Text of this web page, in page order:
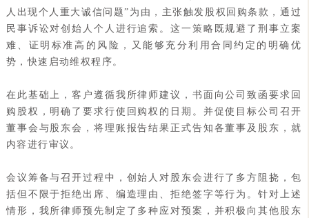
人出现个人重大诚信问题”为由，主张触发股权回购条款，通过
民事诉讼对创始人个人进行追索。这一策略既规避了刑事立案
难、证明标准高的风险，又能够充分利用合同约定的明确优
势，快速启动维权程序。
在此基础上，客户遵循我所律师建议，书面向公司致函要求回
购股权，明确了要求行使回购权的日期。并促使目标公司召开
董事会与股东会，将理账报告结果正式告知各董事及股东，就
内容进行审议。
会议筹备与召开过程中，创始人对股东会进行了多方阻挠，包
括但不限于拒绝出席、编造理由、拒绝签字等行为。针对上述
情形，我所律师预先制定了多种应对预案，并积极向其他股东